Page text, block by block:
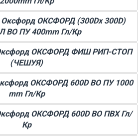
ОКСФОРД (300Dx 300D)
ВО ПУ 400mm Гл/Кр
ОКСФОРД ФИШ РИП-СТОП
(ЧЕШУЯ)
ОКСФОРД 600D ВО ПУ 1000
mm Гл/Кр
ОКСФОРД 600D ВО ПВХ Гл/
Кр